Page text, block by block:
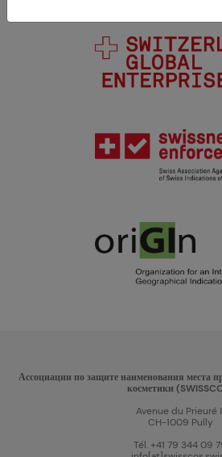
Ассоциации по защите наименования места
косметики
Avenue du Prieuré
CH-1009 Pully
Tél. +41 79 344 09